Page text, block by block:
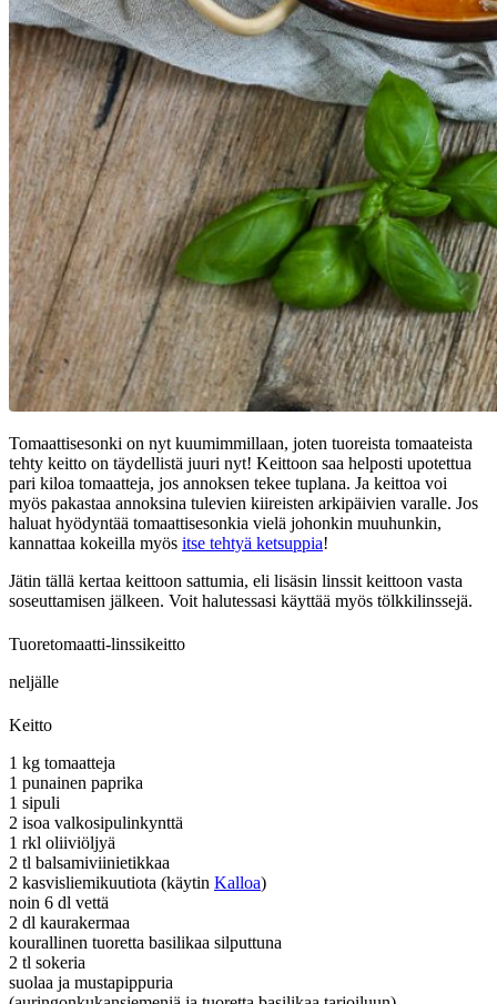
Tomaattisesonki on nyt kuumimmillaan, joten tuoreista tomaateista
tehty keitto on täydellistä juuri nyt! Keittoon saa helposti upotettua
pari kiloa tomaatteja, jos annoksen tekee tuplana. Ja keittoa voi
myös pakastaa annoksina tulevien kiireisten arkipäivien varalle. Jos
haluat hyödyntää tomaattisesonkia vielä johonkin muuhunkin,
kannattaa kokeilla myös itse tehtyä ketsuppia!
Jätin tällä kertaa keittoon sattumia, eli lisäsin linssit keittoon vasta
soseuttamisen jälkeen. Voit halutessasi käyttää myös tölkkilinssejä.
Tuoretomaatti-linssikeitto
neljälle
Keitto
1 kg tomaatteja
1 punainen paprika
1 sipuli
2 isoa valkosipulinkynttä
1 rkl oliiviöljyä
2 tl balsamiviinietikkaa
2 kasvisliemikuutiota (käytin Kalloa)
noin 6 dl vettä
2 dl kaurakermaa
kourallinen tuoretta basilikaa silputtuna
2 tl sokeria
suolaa ja mustapippuria